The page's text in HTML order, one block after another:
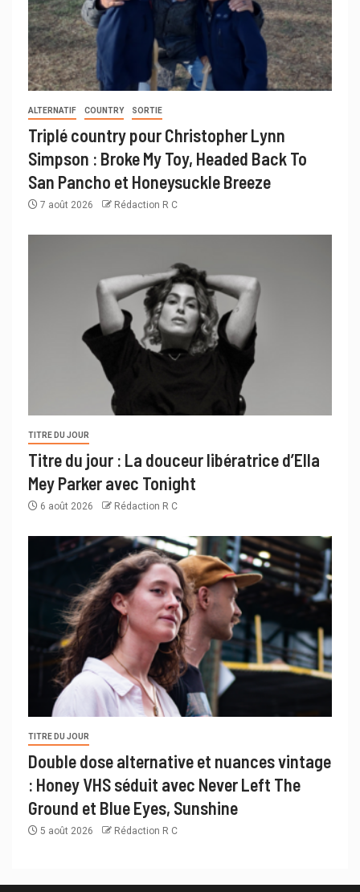
ALTERNATIF COUNTRY SORTIE
Triplé country pour Christopher Lynn
Simpson : Broke My Toy, Headed Back To
San Pancho et Honeysuckle Breeze
7 août 2026 Rédaction R C
TITRE DU JOUR
Titre du jour : La douceur libératrice d’Ella
Mey Parker avec Tonight
6 août 2026 Rédaction R C
TITRE DU JOUR
Double dose alternative et nuances vintage
: Honey VHS séduit avec Never Left The
Ground et Blue Eyes, Sunshine
5 août 2026 Rédaction R C